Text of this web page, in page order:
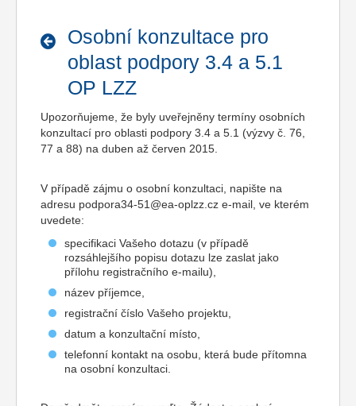
Osobní konzultace pro
oblast podpory 3.4 a 5.1
OP LZZ
Upozorňujeme, že byly uveřejněny termíny osobních
konzultací pro oblasti podpory 3.4 a 5.1 (výzvy č. 76,
77 a 88) na duben až červen 2015.
V případě zájmu o osobní konzultaci, napište na
adresu podpora34-51@ea-oplzz.cz e-mail, ve kterém
uvedete:
specifikaci Vašeho dotazu (v případě
rozsáhlejšího popisu dotazu lze zaslat jako
přílohu registračního e-mailu),
název příjemce,
registrační číslo Vašeho projektu,
datum a konzultační místo,
telefonní kontakt na osobu, která bude přítomna
na osobní konzultaci.